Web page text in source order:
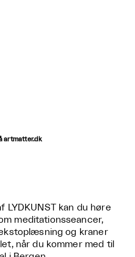
artmatter.dk
LYDKUNST kan du høre
meditationsseancer,
og kraner
når du kommer med til